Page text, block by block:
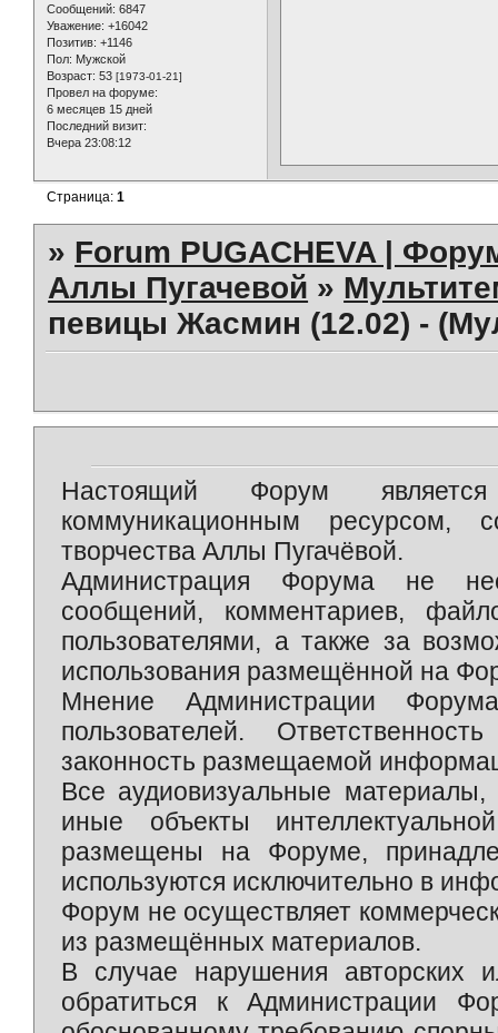
Сообщений: 6847
Уважение: +16042
Позитив: +1146
Пол: Мужской
Возраст: 53 [1973-01-21]
Провел на форуме:
6 месяцев 15 дней
Последний визит:
Вчера 23:08:12
Страница:1
» Forum PUGACHEVA |
Аллы Пугачевой »
певицы Жасмин (12.02) -
Настоящий Форум является
коммуникационным ресурсом,
творчества Аллы Пугачёвой.
Администрация Форума не
сообщений, комментариев,
пользователями, а также за
использования размещённой на
Мнение Администрации
пользователей.
законность размещаемой
Все аудиовизуальные
иные объекты
размещены на Форуме,
используются исключительно в
Форум не осуществляет
из размещённых материалов.
В случае нарушения авторских
обратиться к Администрации